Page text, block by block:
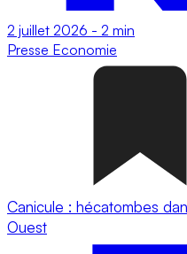
2 juillet 2026 - 2 min
Presse Economie
Canicule : hécatombes
Ouest